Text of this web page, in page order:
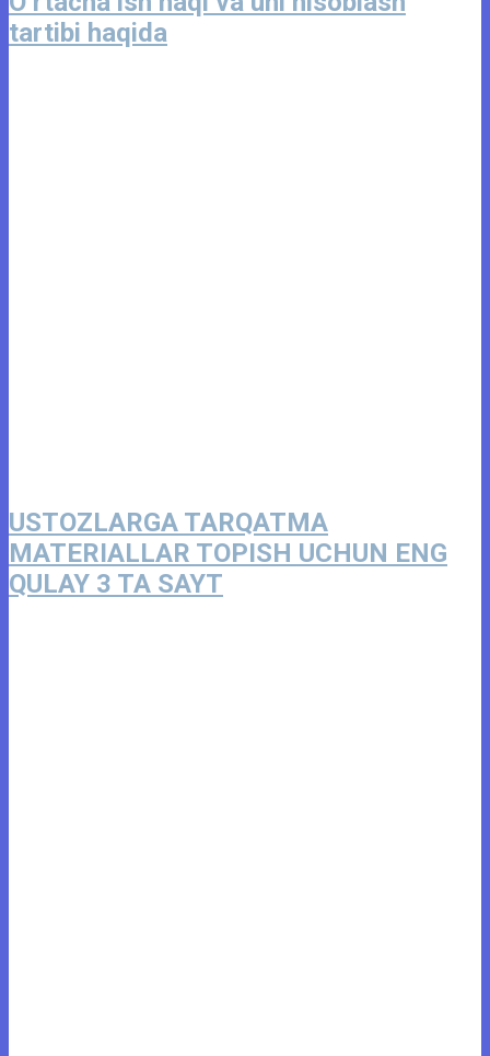
tartibi haqida
USTOZLARGA TARQATMA
MATERIALLAR TOPISH UCHUN ENG
QULAY 3 TA SAYT